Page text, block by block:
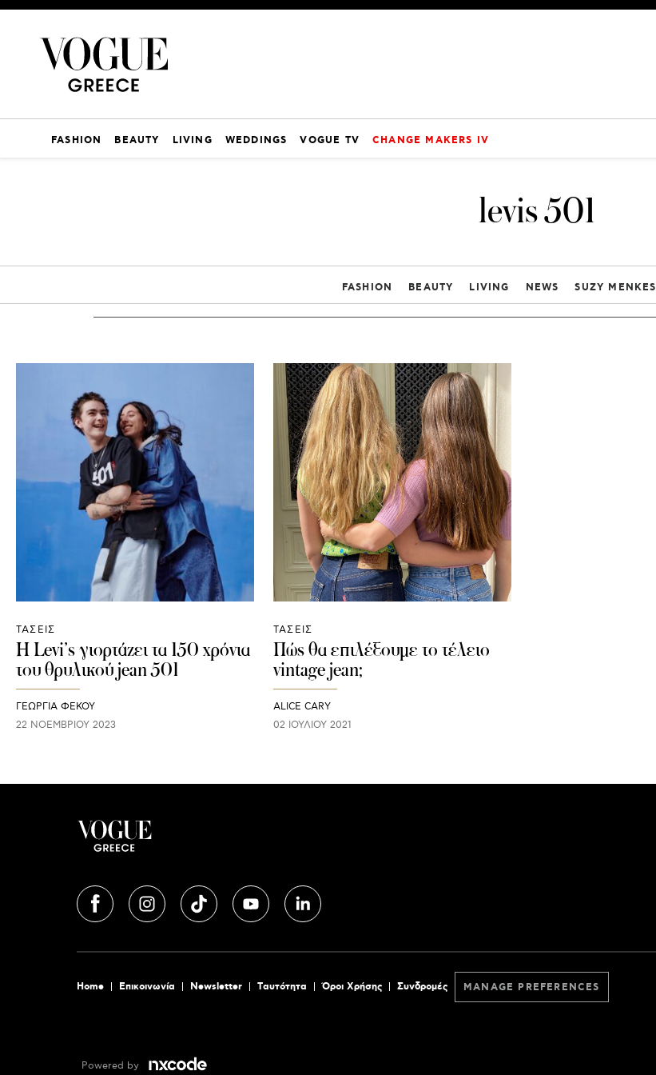
FASHION BEAUTY LIVING WEDDINGS VOGUE TV CHANGE MAKERS IV
levis 501
FASHION BEAUTY LIVING NEWS SUZY MENKES
ΤΑΣΕΙΣ
Η Levi’s γιορτάζει τα 150 χρόνια
του θρυλικού jean 501
ΓΕΩΡΓΙΑ ΦΕΚΟΥ
22 ΝΟΕΜΒΡΊΟΥ 2023
ΤΑΣΕΙΣ
Πώς θα επιλέξουμε το τέλειο
vintage jean;
ALICE CARY
02 ΙΟΥΛΊΟΥ 2021
Home Επικοινωνία Newsletter Tαυτότητα Όροι Χρήσης Συνδρομές MANAGE PREFERENCES
Powered by